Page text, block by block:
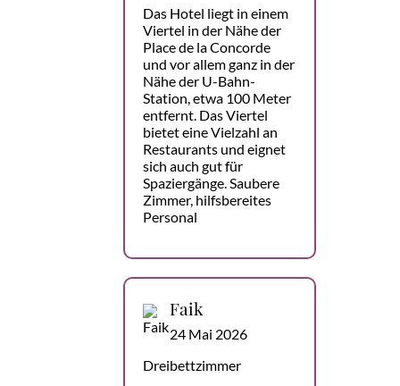
Das Hotel liegt in einem
Viertel in der Nähe der
Place de la Concorde
und vor allem ganz in der
Nähe der U-Bahn-
Station, etwa 100 Meter
entfernt. Das Viertel
bietet eine Vielzahl an
Restaurants und eignet
sich auch gut für
Spaziergänge. Saubere
Zimmer, hilfsbereites
Personal
Faik
24 Mai 2026
Dreibettzimmer